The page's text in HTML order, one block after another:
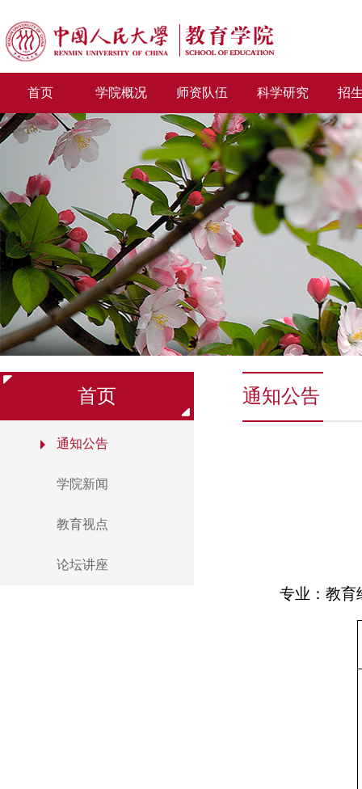
首页 学院概况 师资队伍 科学研究 招
首页
通知公告
学院新闻
教育视点
论坛讲座
通知公告
专业：教育